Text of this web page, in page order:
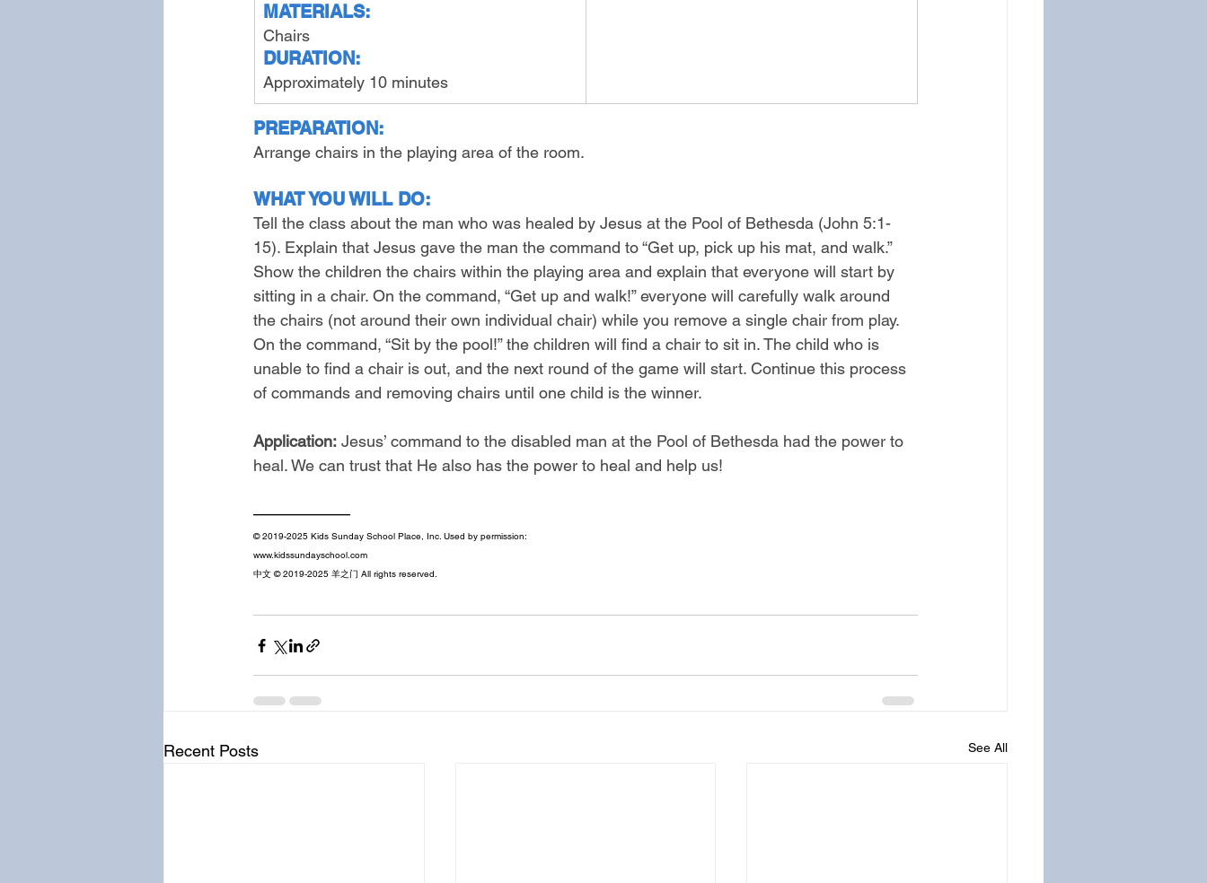
MATERIALS:
Chairs
DURATION:
Approximately 10 minutes
PREPARATION:
Arrange chairs in the playing area of the room.
WHAT YOU WILL DO:
Tell the class about the man who was healed by Jesus at the Pool of Bethesda (John 5:1-
15). Explain that Jesus gave the man the command to “Get up, pick up his mat, and walk.”
Show the children the chairs within the playing area and explain that everyone will start by
sitting in a chair. On the command, “Get up and walk!” everyone will carefully walk around
the chairs (not around their own individual chair) while you remove a single chair from play.
On the command, “Sit by the pool!” the children will find a chair to sit in. The child who is
unable to find a chair is out, and the next round of the game will start. Continue this process
of commands and removing chairs until one child is the winner.
Application: Jesus’ command to the disabled man at the Pool of Bethesda had the power to
heal. We can trust that He also has the power to heal and help us!
——————
© 2019-2025 Kids Sunday School Place, Inc. Used by permission:
www.kidssundayschool.com
中文 © 2019-2025 羊之门 All rights reserved.
Recent Posts See All